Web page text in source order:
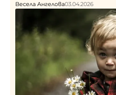
Весела Ангелова03.04.2026